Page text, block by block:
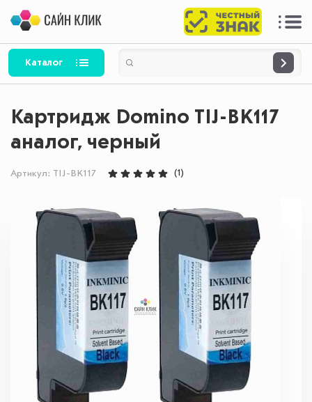
Каталог
Картридж Domino TIJ-BK117
аналог, черный
Артикул: TIJ-BK117 (1)